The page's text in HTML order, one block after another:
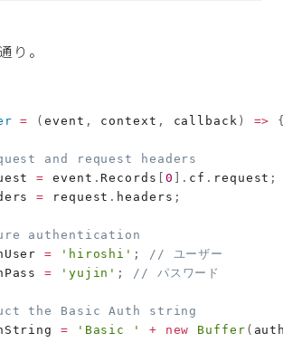
り。
= (event , context , callback ) =>
and request headers
= event . Records 0 . cf . request ;
= request . headers ;
authentication
= 'hiroshi' ;
// ユーザー
= 'yujin' ; // パスワード
the Basic Auth string
= 'Basic ' + new Buffer (